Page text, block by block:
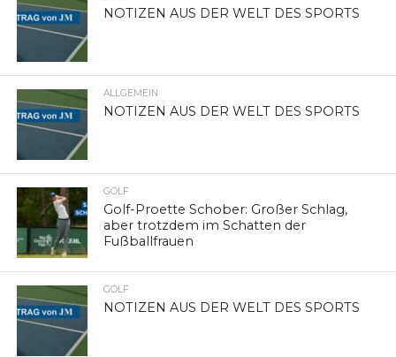
NOTIZEN AUS DER WELT DES SPORTS
ALLGEMEIN
NOTIZEN AUS DER WELT DES SPORTS
GOLF
Golf-Proette Schober: Großer Schlag,
aber trotzdem im Schatten der
Fußballfrauen
GOLF
NOTIZEN AUS DER WELT DES SPORTS